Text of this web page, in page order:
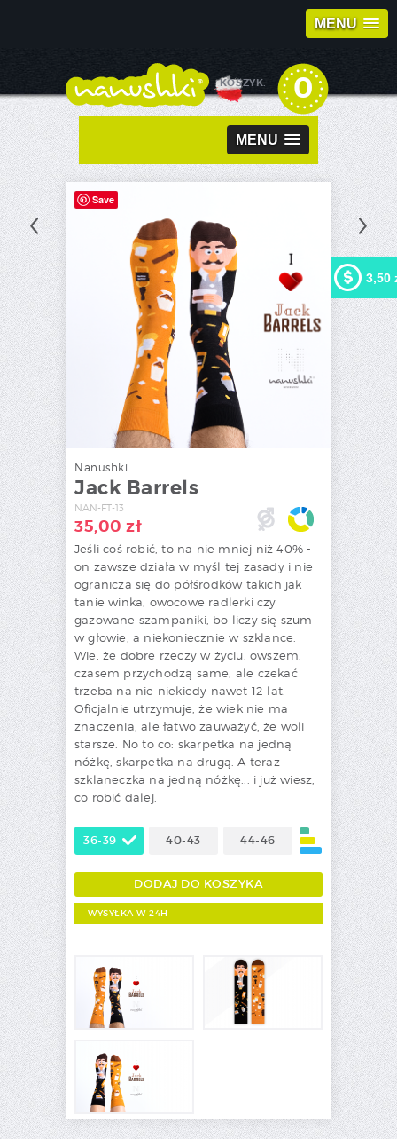
MENU
KOSZYK: 0
MENU
Save
Nanushki
Jack Barrels
NAN-FT-13
35,00 zł
Jeśli coś robić, to na nie mniej niż 40% -
on zawsze działa w myśl tej zasady i nie
ogranicza się do półśrodków takich jak
tanie winka, owocowe radlerki czy
gazowane szampaniki, bo liczy się szum
w głowie, a niekoniecznie w szklance.
Wie, że dobre rzeczy w życiu, owszem,
czasem przychodzą same, ale czekać
trzeba na nie niekiedy nawet 12 lat.
Oficjalnie utrzymuje, że wiek nie ma
znaczenia, ale łatwo zauważyć, że woli
starsze. No to co: skarpetka na jedną
nóżkę, skarpetka na drugą. A teraz
szklaneczka na jedną nóżkę... i już wiesz,
co robić dalej.
36-39 40-43 44-46
WYSYŁKA W 24H
3,50
Kupując ten produkt możesz
otrzymać3,50 zł
w naszym
programie lojalnościowym.
Twój koszyk wyniesie 3,50
, które będzie można
zamienić na kupon
rabatowy.